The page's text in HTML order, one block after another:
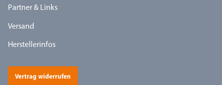
Partner & Links
Versand
Herstellerinfos
Vertrag widerrufen